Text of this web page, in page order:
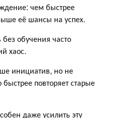
чем быстрее
её шансы на успех.
без обучения часто
хаос.
инициатив, но не
повторяет старые
даже усилить эту